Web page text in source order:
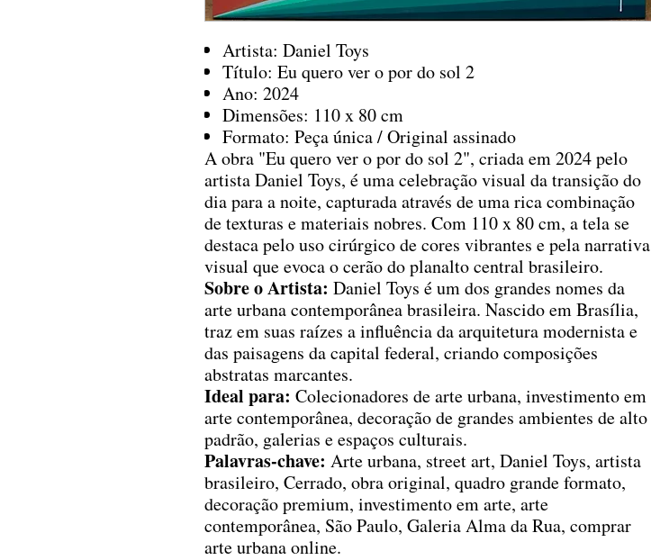
Artista: Daniel Toys
Título: Eu quero ver o por do sol 2
Ano: 2024
Dimensões: 110 x 80 cm
Formato: Peça única / Original assinado
A obra "Eu quero ver o por do sol 2", criada em 2024 pelo
artista Daniel Toys, é uma celebração visual da transição do
dia para a noite, capturada através de uma rica combinação
de texturas e materiais nobres. Com 110 x 80 cm, a tela se
destaca pelo uso cirúrgico de cores vibrantes e pela narrativa
visual que evoca o cerão do planalto central brasileiro.
Sobre o Artista: Daniel Toys é um dos grandes nomes da
arte urbana contemporânea brasileira. Nascido em Brasília,
traz em suas raízes a influência da arquitetura modernista e
das paisagens da capital federal, criando composições
abstratas marcantes.
Ideal para: Colecionadores de arte urbana, investimento em
arte contemporânea, decoração de grandes ambientes de alto
padrão, galerias e espaços culturais.
Palavras-chave: Arte urbana, street art, Daniel Toys, artista
brasileiro, Cerrado, obra original, quadro grande formato,
decoração premium, investimento em arte, arte
contemporânea, São Paulo, Galeria Alma da Rua, comprar
arte urbana online.